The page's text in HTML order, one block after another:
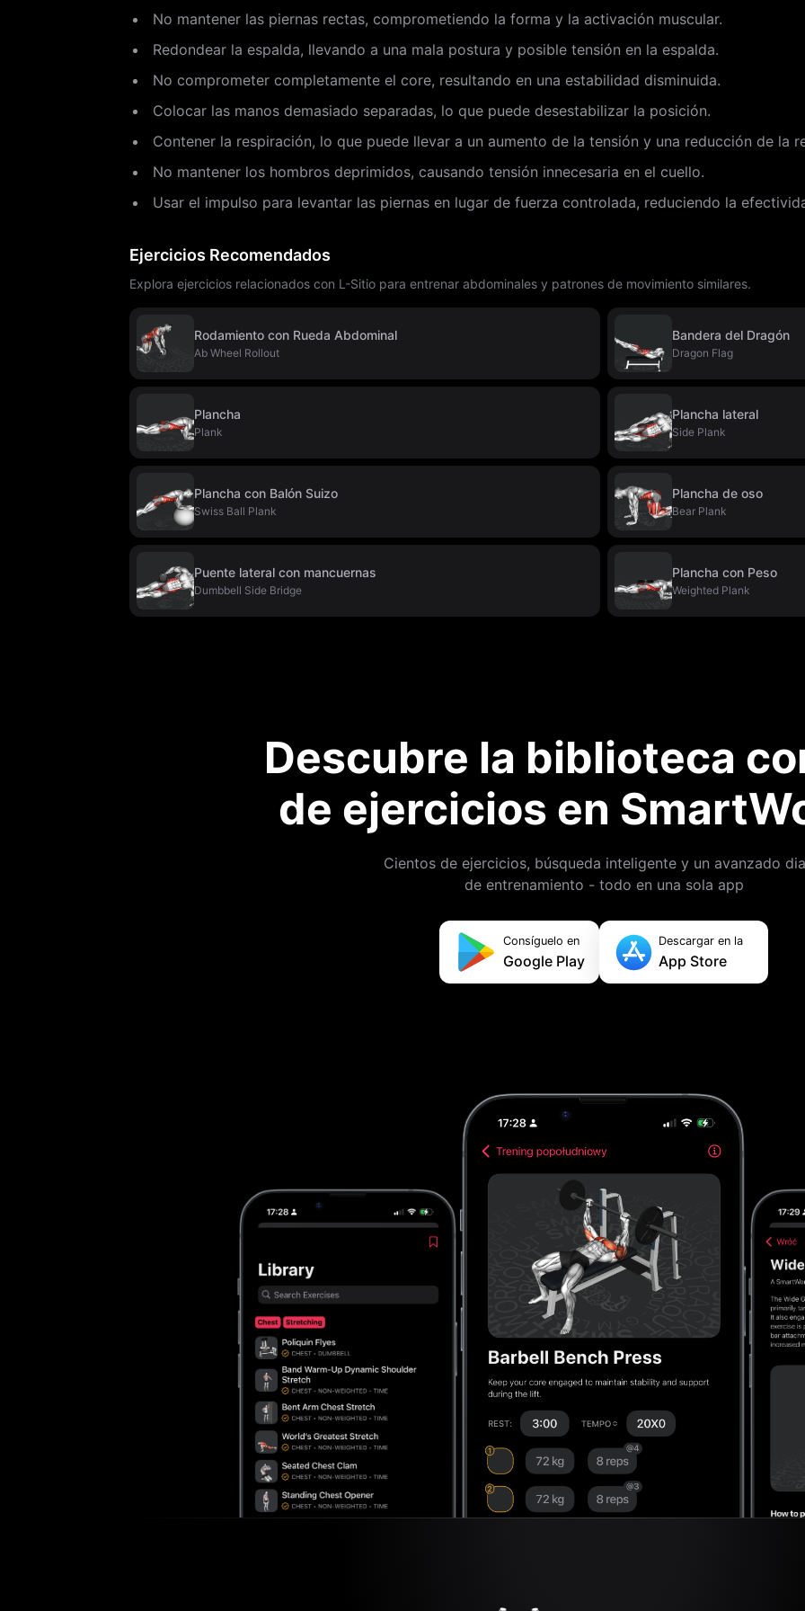
No mantener las piernas rectas, comprometiendo la forma y la activación muscular.
Redondear la espalda, llevando a una mala postura y posible tensión en la espalda.
No comprometer completamente el core, resultando en una estabilidad disminuida.
Colocar las manos demasiado separadas, lo que puede desestabilizar la posición.
Contener la respiración, lo que puede llevar a un aumento de la tensión y una reducción de la
No mantener los hombros deprimidos, causando tensión innecesaria en el cuello.
Usar el impulso para levantar las piernas en lugar de fuerza controlada, reduciendo la
Ejercicios Recomendados
Explora ejercicios relacionados con L-Sitio para entrenar abdominales y patrones de movimiento similares.
Rodamiento con Rueda Abdominal
Ab Wheel Rollout
Bandera del Dragón
Dragon Flag
Plancha
Plank
Plancha lateral
Side Plank
Plancha con Balón Suizo
Swiss Ball Plank
Plancha de oso
Bear Plank
Puente lateral con mancuernas
Dumbbell Side Bridge
Plancha con Peso
Weighted Plank
Descubre la biblioteca
de ejercicios en
Cientos de ejercicios, búsqueda inteligente y un avanzado
de entrenamiento - todo en una sola app
Consíguelo en
Google Play
Descargar en la
App Store